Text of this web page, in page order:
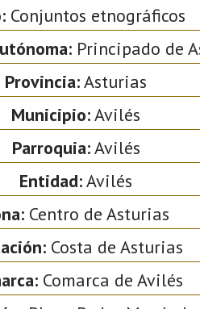
Conjuntos etnográficos
Principado de
Provincia:Asturias
Municipio:Avilés
Parroquia:Avilés
Entidad:Avilés
Centro de Asturias
Costa de Asturias
Comarca de Avilés